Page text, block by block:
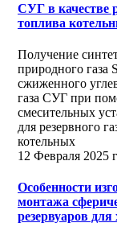
СУГ в качестве
топлива
Получение
природного газа
сжиженного
газа СУГ при
смесительных
для резервного
котельных
12 Февраля 2025
Особенности
монтажа
резервуаров для